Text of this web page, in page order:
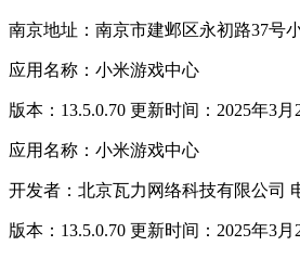
南京地址：南京市建邺区永初路37号
应用名称：小米游戏中心
版本：13.5.0.70 更新时间：2025年3月
应用名称：小米游戏中心
开发者：北京瓦力网络科技有限公司
版本：13.5.0.70 更新时间：2025年3月